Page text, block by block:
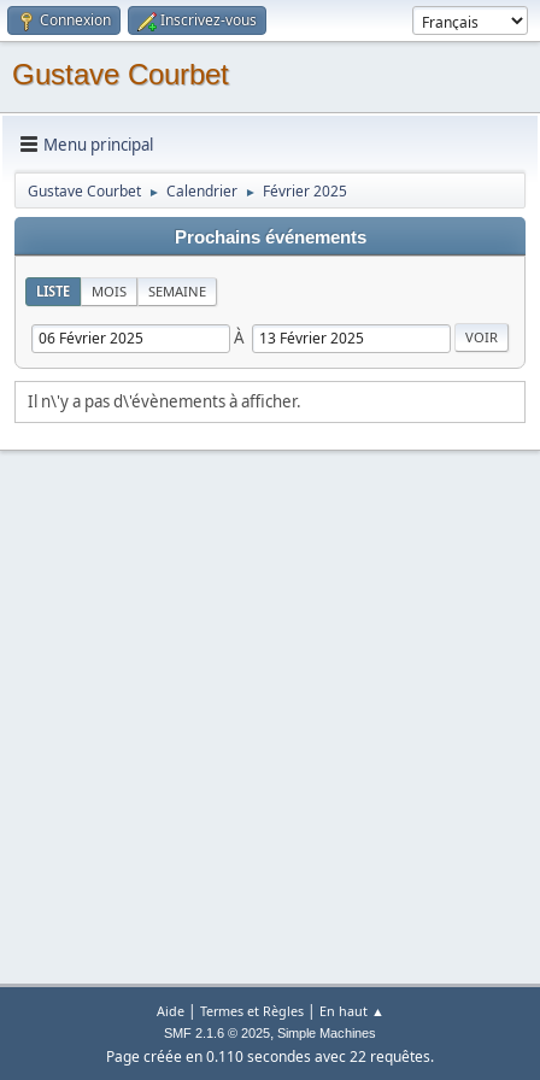
Connexion Inscrivez-vous
Gustave Courbet
Menu principal
Gustave Courbet ► Calendrier ► Février 2025
Prochains événements
LISTE MOIS SEMAINE
À
Il n\'y a pas d\'évènements à afficher.
Aide| Termes et Règles| En haut ▲
SMF 2.1.6 © 2025, Simple Machines
Page créée en 0.110 secondes avec 22 requêtes.